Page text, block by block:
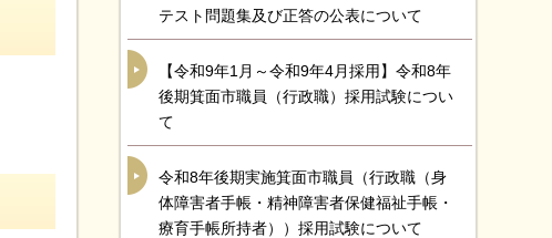
テスト問題集及び正答の公表について
【令和9年1月～令和9年4月採用】令和8年
後期箕面市職員（行政職）採用試験につい
て
令和8年後期実施箕面市職員（行政職（身
体障害者手帳・精神障害者保健福祉手帳・
療育手帳所持者））採用試験について